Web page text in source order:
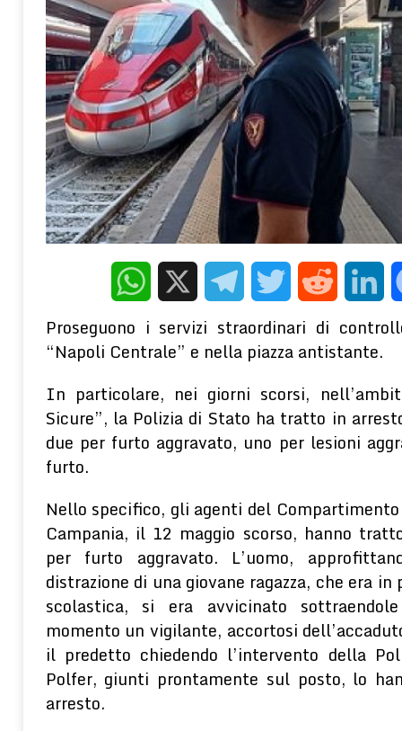
verso ovest. L’Italia è a rischio?
MONDO
[ 9 Agosto 2026 ]
Perché la gentilezza è un atto di rivoluzione
REDAZIONE ONLINE
[ 5 Agosto 2026 ] Gli effetti depressogeni del contesto
terapeutico della PNEI
WELLNESS E PSICOLOGIA
WhatsApp
X TelegramTwitterReddit
Proseguono i servizi straordinari di
“Napoli Centrale” e nella piazza antistante.
In particolare, nei giorni scorsi,
Sicure”, la Polizia di Stato ha tratto in
due per furto aggravato, uno per lesioni
furto.
Nello specifico, gli agenti del
Campania, il 12 maggio scorso, hanno
per furto aggravato. L’uomo,
distrazione di una giovane ragazza, che era
scolastica, si era avvicinato
momento un vigilante, accortosi
il predetto chiedendo l’intervento della
Polfer, giunti prontamente sul posto, lo
arresto.